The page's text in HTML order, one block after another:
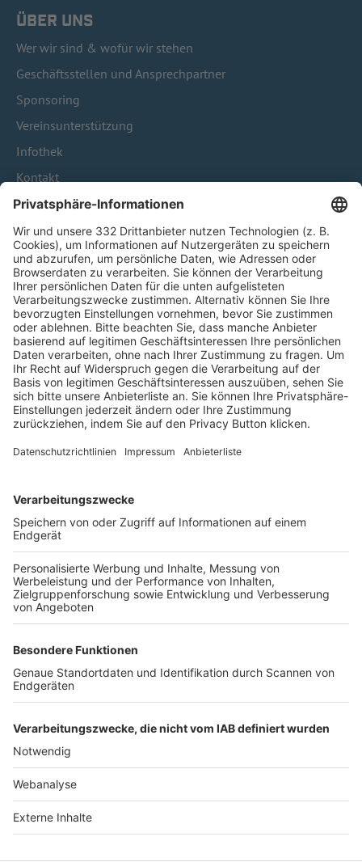
ÜBER UNS
Wer wir sind & wofür wir stehen
Geschäftsstellen und Ansprechpartner
Sponsoring
Vereinsunterstützung
Infothek
Kontakt
HÄUFIG BESUCHTE SEITEN
Pässe und Vereinswechsel
Trainerausbildung
Schulungsangebot Vereinsmitarbeiter
BFV-Geschäftsstellen
Trainerbörse
Login SpielPlus
FOLGE DEM BFV
TOP-VEREINE
TOP-PARTNER
Nutzungsbedingungen Datenschutz Impressum